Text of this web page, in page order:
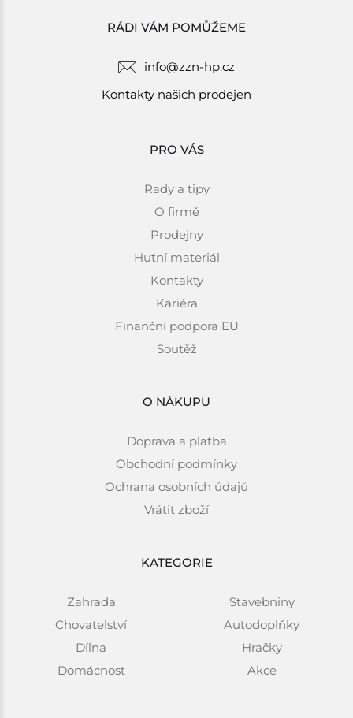
RÁDI VÁM POMŮŽEME
info@zzn-hp.cz
Kontakty našich prodejen
PRO VÁS
Rady a tipy
O firmě
Prodejny
Hutní materiál
Kontakty
Kariéra
Finanční podpora EU
Soutěž
O NÁKUPU
Doprava a platba
Obchodní podmínky
Ochrana osobních údajů
Vrátit zboží
KATEGORIE
Zahrada
Chovatelství
Dílna
Domácnost
Stavebniny
Autodoplňky
Hračky
Akce